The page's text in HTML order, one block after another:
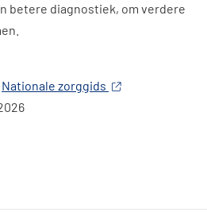
betere diagnostiek, om verdere
Nationale zorggids